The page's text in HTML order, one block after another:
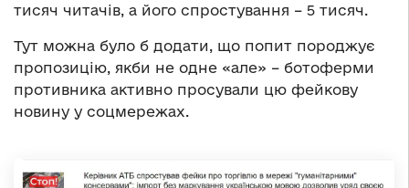
тисяч читачів, а його спростування – 5 тисяч.
Тут можна було б додати, що попит породжує
пропозицію, якби не одне «але» – ботоферми
противника активно просували цю фейкову
новину у соцмережах.